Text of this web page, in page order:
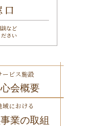
口
など
さい
ービス施設
会概要
域における
業の取組